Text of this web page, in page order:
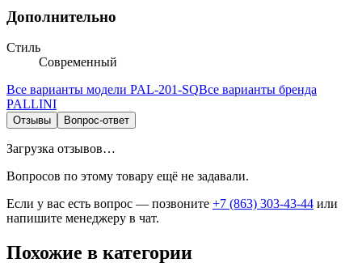
Дополнительно
Стиль
Современный
Все варианты модели PAL-201-SQВсе варианты бренда
PALLINI
Отзывы Вопрос-ответ
Загрузка отзывов…
Вопросов по этому товару ещё не задавали.
Если у вас есть вопрос — позвоните +7 (863) 303-43-44 или
напишите менеджеру в чат.
Похожие в категории